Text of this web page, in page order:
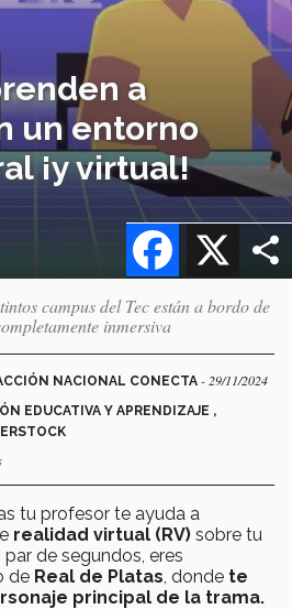
a
un entorno
¡y virtual!
X
Facebook
campus del Tec están a bordo de
inmersiva
NACIONAL CONECTA - 29/11/2024
EDUCATIVA Y APRENDIZAJE ,
tu profesor te ayuda a
realidad virtual (RV) sobre tu
de segundos, eres
de Real de Platas , donde te
principal de la trama.